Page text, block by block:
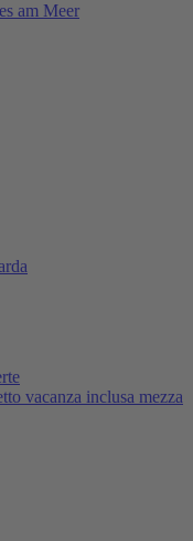
am Meer
vacanza inclusa mezza